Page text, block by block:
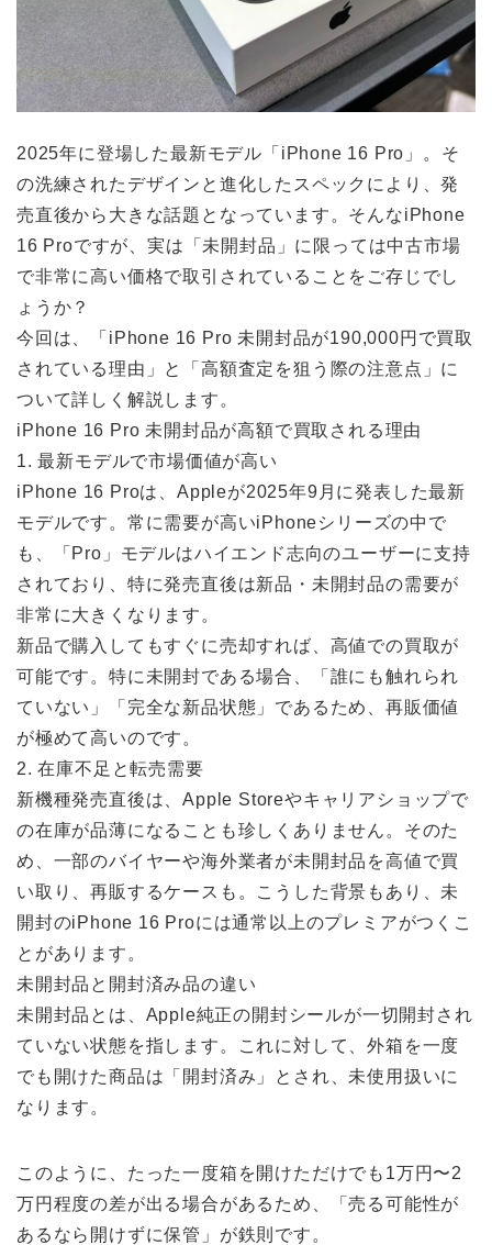
2025年に登場した最新モデル「iPhone 16 Pro」。そ
の洗練されたデザインと進化したスペックにより、発
売直後から大きな話題となっています。そんなiPhone
16 Proですが、実は「未開封品」に限っては中古市場
で非常に高い価格で取引されていることをご存じでし
ょうか？
今回は、「iPhone 16 Pro 未開封品が190,000円で買取
されている理由」と「高額査定を狙う際の注意点」に
ついて詳しく解説します。
iPhone 16 Pro 未開封品が高額で買取される理由
1. 最新モデルで市場価値が高い
iPhone 16 Proは、Appleが2025年9月に発表した最新
モデルです。常に需要が高いiPhoneシリーズの中で
も、「Pro」モデルはハイエンド志向のユーザーに支持
されており、特に発売直後は新品・未開封品の需要が
非常に大きくなります。
新品で購入してもすぐに売却すれば、高値での買取が
可能です。特に未開封である場合、「誰にも触れられ
ていない」「完全な新品状態」であるため、再販価値
が極めて高いのです。
2. 在庫不足と転売需要
新機種発売直後は、Apple Storeやキャリアショップで
の在庫が品薄になることも珍しくありません。そのた
め、一部のバイヤーや海外業者が未開封品を高値で買
い取り、再販するケースも。こうした背景もあり、未
開封のiPhone 16 Proには通常以上のプレミアがつくこ
とがあります。
未開封品と開封済み品の違い
未開封品とは、Apple純正の開封シールが一切開封され
ていない状態を指します。これに対して、外箱を一度
でも開けた商品は「開封済み」とされ、未使用扱いに
なります。
このように、たった一度箱を開けただけでも1万円〜2
万円程度の差が出る場合があるため、「売る可能性が
あるなら開けずに保管」が鉄則です。